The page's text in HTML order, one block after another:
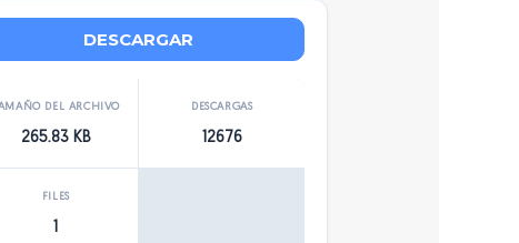
DESCARGAR
DEL ARCHIVO
265.83 KB
DESCARGAS
12676
FILES
1